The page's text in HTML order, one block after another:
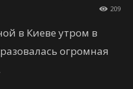
209
в Киеве утром в
огромная